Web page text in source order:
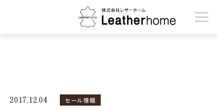
株式会社レザーホーム
2017.12.04 セール情報